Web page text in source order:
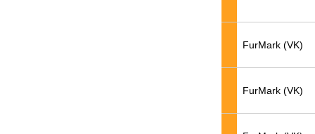
FurMark (VK)
FurMark (VK)